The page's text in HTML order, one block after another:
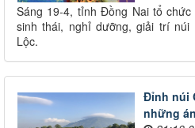
Sáng 19-4, tỉnh Đồng Nai tổ
sinh thái, nghỉ dưỡng, giải trí núi
Lộc.
Đỉnh núi
những